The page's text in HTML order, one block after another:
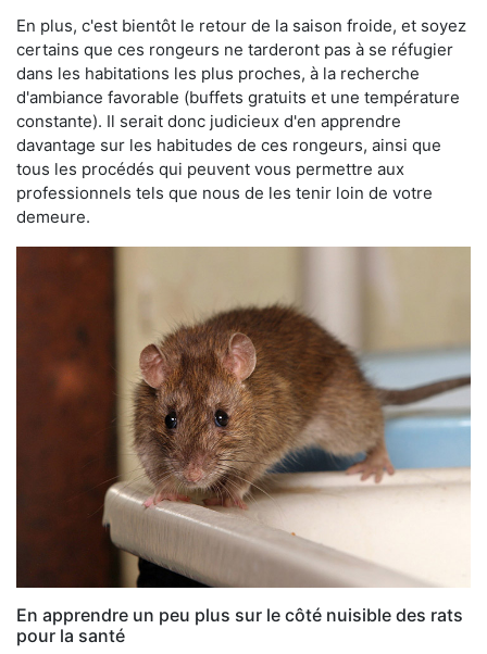
En plus, c'est bientôt le retour de la saison froide, et soyez
certains que ces rongeurs ne tarderont pas à se réfugier
dans les habitations les plus proches, à la recherche
d'ambiance favorable (buffets gratuits et une température
constante). Il serait donc judicieux d'en apprendre
davantage sur les habitudes de ces rongeurs, ainsi que
tous les procédés qui peuvent vous permettre aux
professionnels tels que nous de les tenir loin de votre
demeure.
En apprendre un peu plus sur le côté nuisible des rats
pour la santé